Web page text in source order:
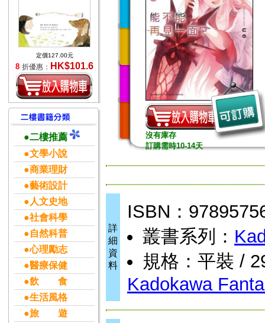
定價127.00元
8 折優惠： HK$101.6
●二樓推薦
●文學小說
●商業理財
●藝術設計
●人文史地
●社會科學
●自然科普
●心理勵志
●醫療保健
●飲 食
●生活風格
●旅 遊
沒有庫存
訂購需時10-14天
詳
細
資
料
ISBN：
叢書系列：
規格：平裝 /
Kadokawa